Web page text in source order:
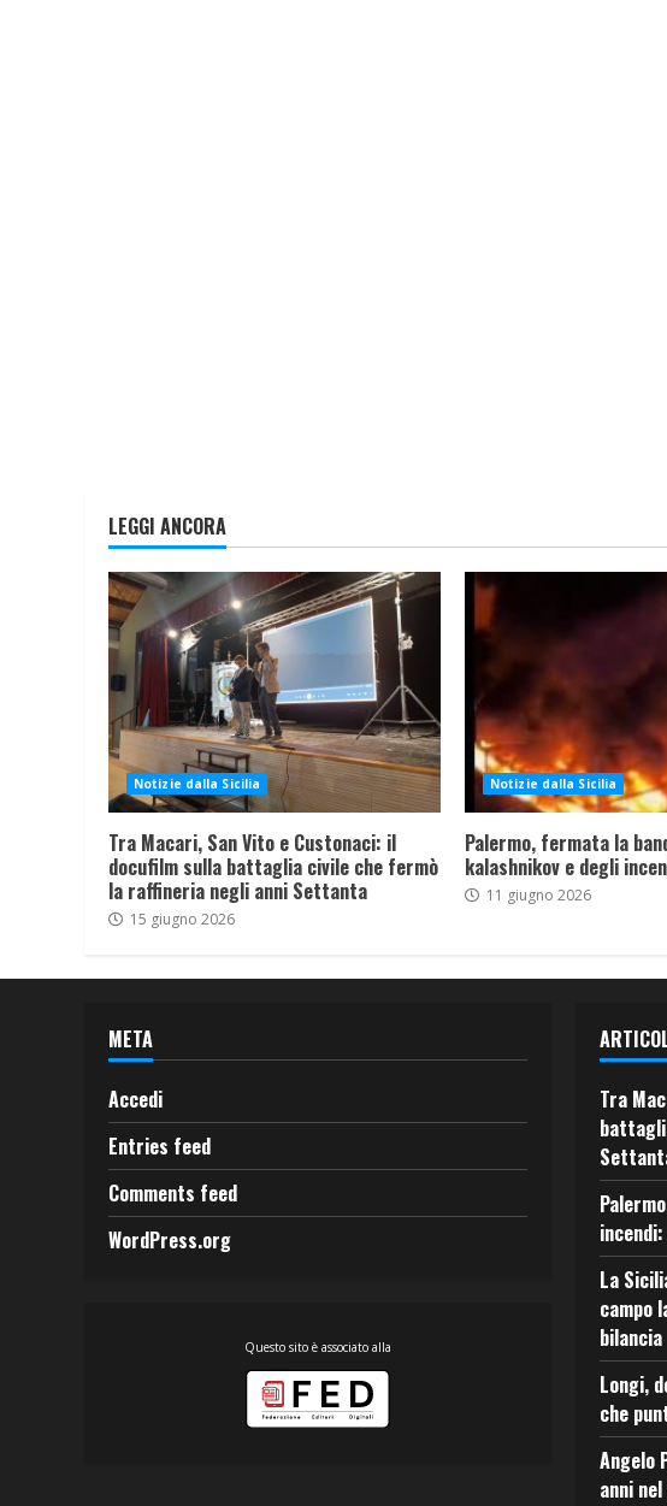
LEGGI ANCORA
Notizie dalla Sicilia
Tra Macari, San Vito e Custonaci: il
docufilm sulla battaglia civile che fermò
la raffineria negli anni Settanta
15 giugno 2026
Notizie dalla Sicilia
Palermo, fermata la
kalashnikov e degli
11 giugno 2026
META
Accedi
Entries feed
Comments feed
WordPress.org
Questo sito è associato alla
Tra
La
campo
bilancia
Longi,
che
Angelo
anni